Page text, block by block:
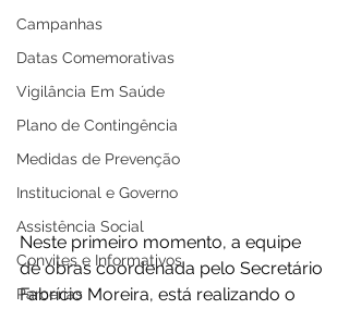
Campanhas
Datas Comemorativas
Vigilância Em Saúde
Plano de Contingência
Medidas de Prevenção
Institucional e Governo
Assistência Social
Convites e Informativos
Parcerias
Neste primeiro momento, a equipe
de obras coordenada pelo Secretário
Fabrício Moreira, está realizando o